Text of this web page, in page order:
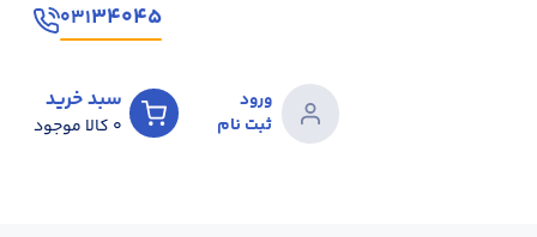
۳۴۰۴۵۰۳۱
ورود
ثبت نام
سبد خرید
0 کالا موجود